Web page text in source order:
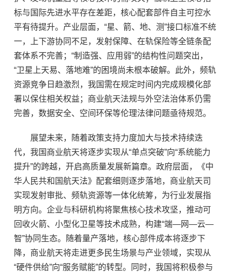
标与国际先进水平存在差距，核心配套部件自主可控水
平有待提升。产业层面，“星、箭、地、测”接口标准不统
一，上下游协同不足，发射保障、在轨保险等全链条配
套体系不完善；“制造强、应用弱”的结构性问题突出，
“卫星上天易、落地难”的困境尚未根本破解。此外，频轨
资源竞争日趋激烈，我国需在规定时间内完成规模化部
署以保住相关权益；商业航天法规与外空法治体系仍需
完善，数据安全、空间环保等伦理法律问题亟待规范。
展望未来，随着政策支持力度加大与技术持续迭
代，我国商业航天将逐步实现从“单点突破”向“系统能力
提升”的跨越，开启高质量发展新篇章。政府层面，《中
华人民共和国航天法》配套细则逐步落地，商业航天司
实现发射审批、频轨资源等一体化统筹，为行业发展指
明方向。企业与科研机构将聚焦核心技术攻坚，推动可
回收火箭、小型化卫星等技术成熟，构建“端—网—云—
智”协同生态。随着量产落地，核心部件成本将逐步下
降，商业航天将走进更多民生场景与产业领域，实现从
“硬件供给”向“服务赋能”的转型。同时，我国将积极参与